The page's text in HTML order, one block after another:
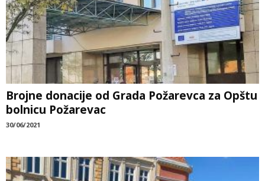
Brojne donacije od Grada Požarevca za Opštu
bolnicu Požarevac
30/06/2021